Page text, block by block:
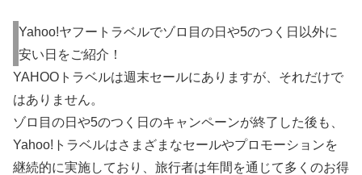
Yahoo!ヤフートラベルでゾロ目の日や5のつく日以外に
安い日をご紹介！
YAHOOトラベルは週末セールにありますが、それだけで
はありません。
ゾロ目の日や5のつく日のキャンペーンが終了した後も、
Yahoo!トラベルはさまざまなセールやプロモーションを
継続的に実施しており、旅行者は年間を通じて多くのお得